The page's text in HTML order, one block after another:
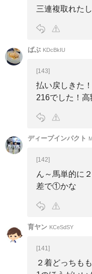
三連複取れた
ばぶ KDcBkIU
[143]
払い戻しきた！
216でした！高
ディープインパクト
[142]
ん～馬単的に
差で①かな
育ヤン KCeSdSY
[141]
２着どっちも